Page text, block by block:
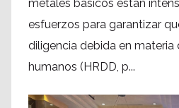
metales básicos están
esfuerzos para garantizar
diligencia debida en materia
humanos (HRDD, p...